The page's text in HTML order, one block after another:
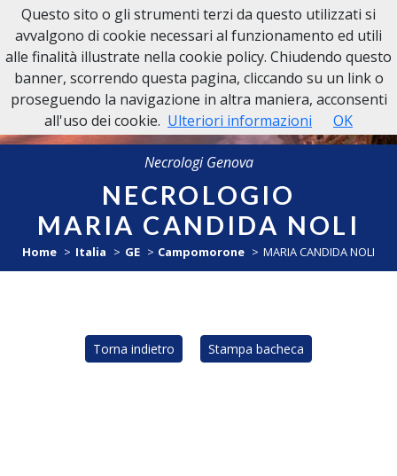
NECROLOGI GENOVA
Necrologi Genova
NECROLOGIO
MARIA CANDIDA NOLI
Home Italia GE Campomorone MARIA CANDIDA NOLI
Torna indietro Stampa bacheca
Questo sito o gli strumenti terzi da questo utilizzati si
avvalgono di cookie necessari al funzionamento ed utili
alle finalità illustrate nella cookie policy. Chiudendo questo
banner, scorrendo questa pagina, cliccando su un link o
proseguendo la navigazione in altra maniera, acconsenti
all'uso dei cookie. Ulteriori informazioni OK